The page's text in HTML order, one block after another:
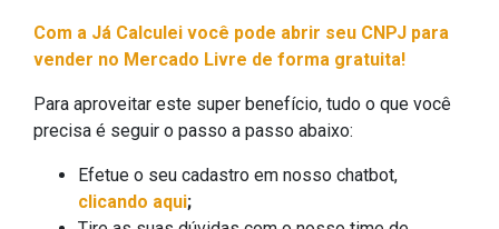
Com a Já Calculei você pode abrir seu CNPJ para
vender no Mercado Livre de forma gratuita!
Para aproveitar este super benefício, tudo o que você
precisa é seguir o passo a passo abaixo:
Efetue o seu cadastro em nosso chatbot,
clicando aqui;